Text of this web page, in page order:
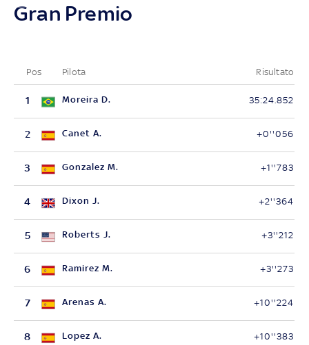
Gran Premio
Pos Pilota Risultato
1 Moreira D. 35:24.852
2 Canet A. +0''056
3 Gonzalez M. +1''783
4 Dixon J. +2''364
5 Roberts J. +3''212
6 Ramirez M. +3''273
7 Arenas A. +10''224
8 Lopez A. +10''383